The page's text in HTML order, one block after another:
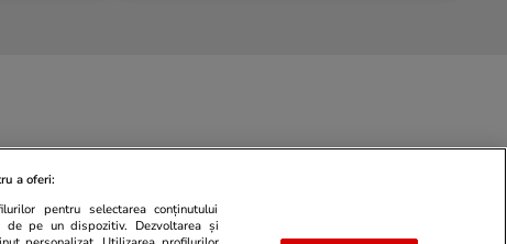
a oferi:
pentru selectarea conținutului
de pe un dispozitiv. Dezvoltarea și